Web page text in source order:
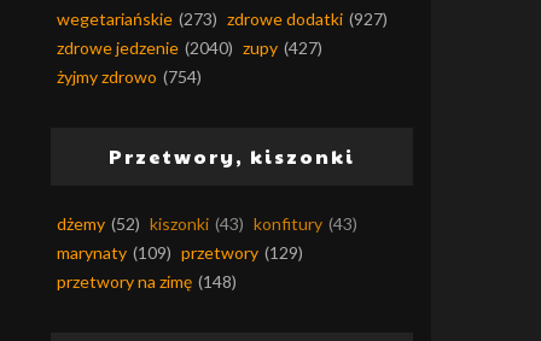
wegetariańskie (273) zdrowe dodatki (927)
zdrowe jedzenie (2040) zupy (427)
żyjmy zdrowo (754)
Przetwory, kiszonki
dżemy (52) kiszonki (43) konfitury (43)
marynaty (109) przetwory (129)
przetwory na zimę (148)